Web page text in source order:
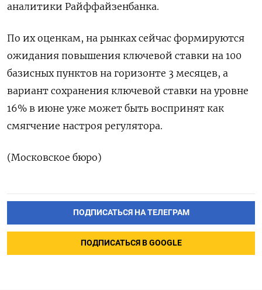
аналитики Райффайзенбанка.
По их оценкам, на рынках сейчас формируются
ожидания повышения ключевой ставки на 100
базисных пунктов на горизонте 3 месяцев, а
вариант сохранения ключевой ставки на уровне
16% в июне уже может быть воспринят как
смягчение настроя регулятора.
(Московское бюро)
ПОДПИСАТЬСЯ НА ТЕЛЕГРАМ
ПОДПИСАТЬСЯ В GOOGLE